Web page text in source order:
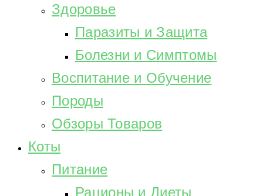
Здоровье
Паразиты и Защита
Болезни и Симптомы
Воспитание и Обучение
Породы
Обзоры Товаров
Коты
Питание
Рационы и Диеты